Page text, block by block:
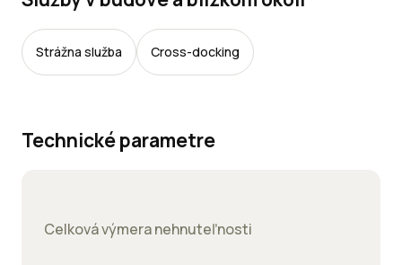
Strážna služba Cross-docking
Technické parametre
Celková výmera nehnuteľnosti